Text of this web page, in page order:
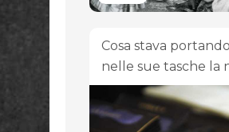
Cosa stava
nelle sue tasche la